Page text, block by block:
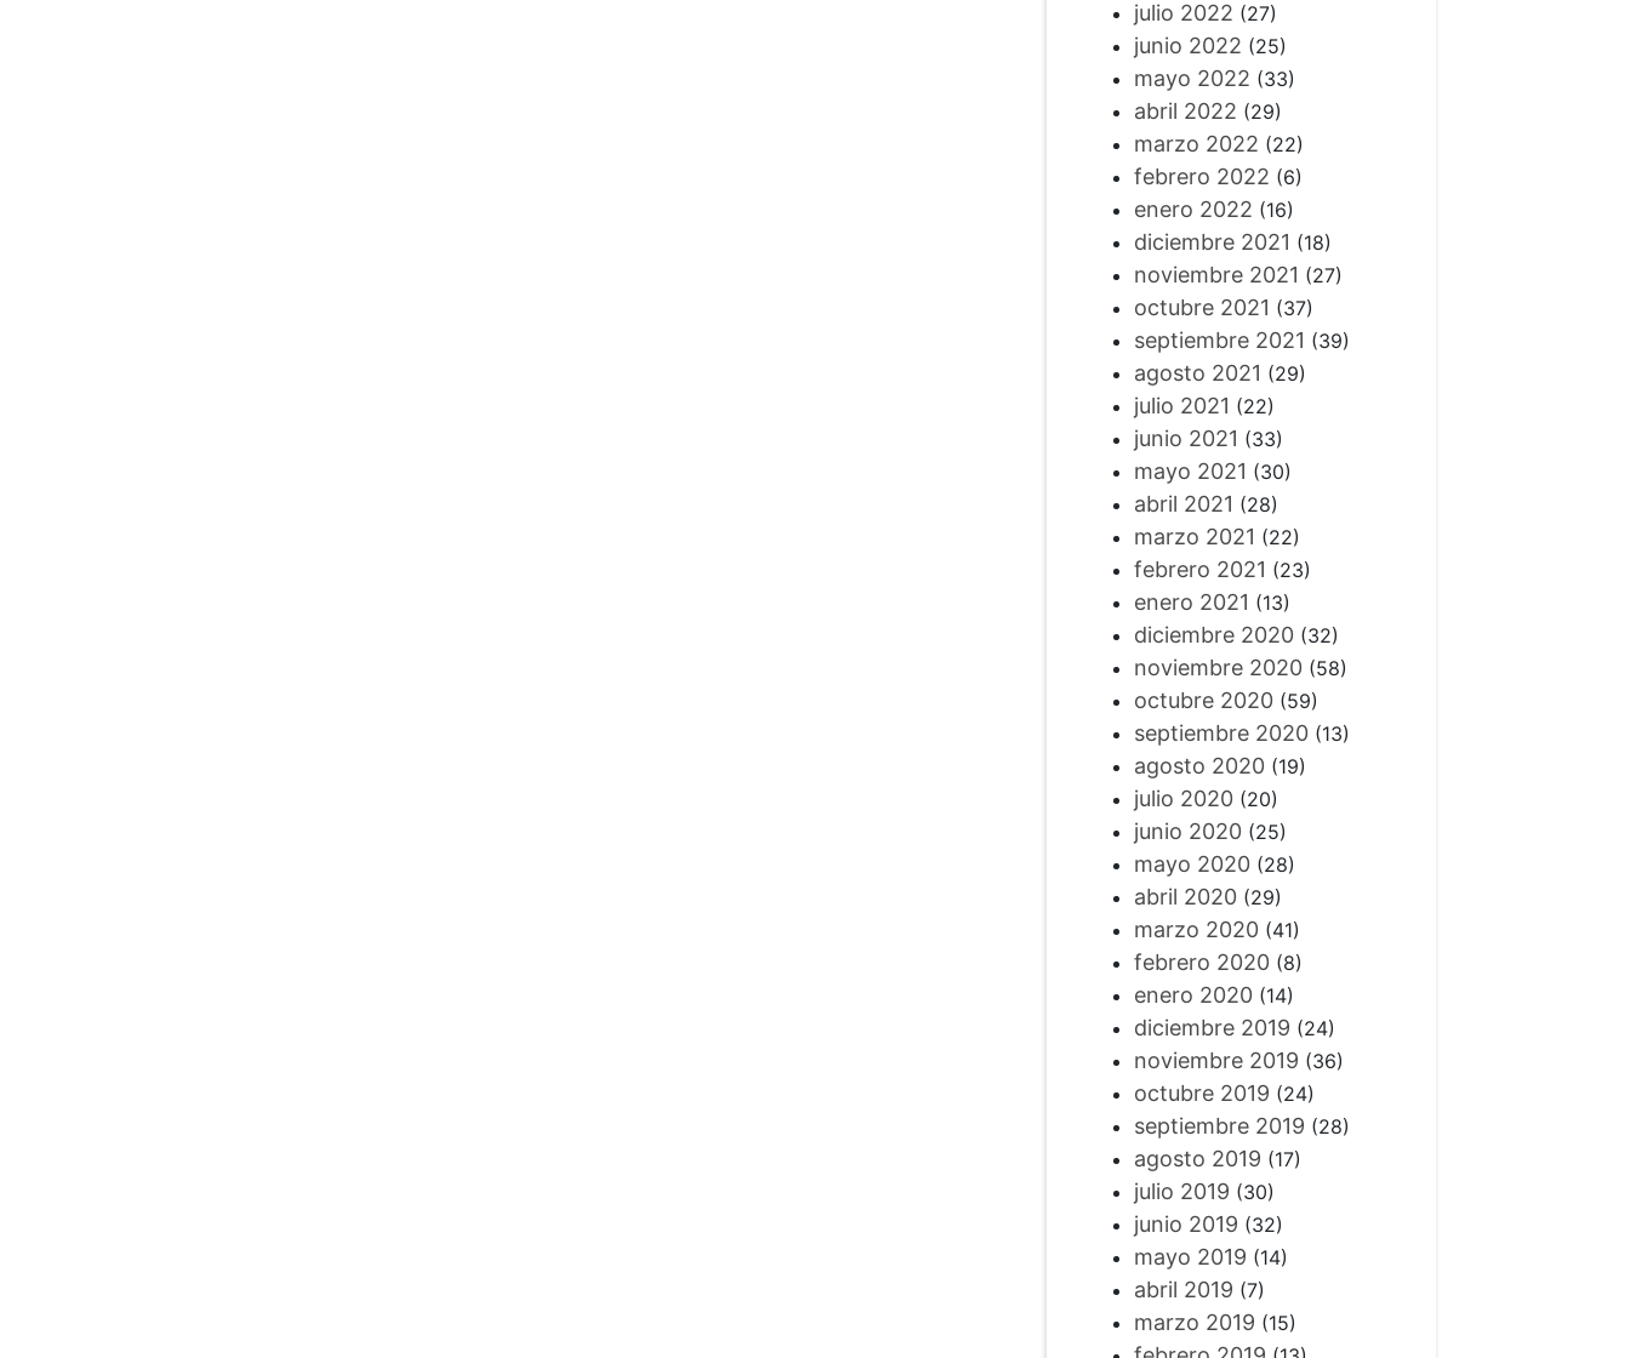
julio 2022 (27)
junio 2022 (25)
mayo 2022 (33)
abril 2022 (29)
marzo 2022 (22)
febrero 2022 (6)
enero 2022 (16)
diciembre 2021 (18)
noviembre 2021 (27)
octubre 2021 (37)
septiembre 2021 (39)
agosto 2021 (29)
julio 2021 (22)
junio 2021 (33)
mayo 2021 (30)
abril 2021 (28)
marzo 2021 (22)
febrero 2021 (23)
enero 2021 (13)
diciembre 2020(32)
noviembre 2020(58)
octubre 2020(59)
septiembre 2020(13)
agosto 2020(19)
julio 2020(20)
junio 2020(25)
mayo 2020(28)
abril 2020(29)
marzo 2020(41)
febrero 2020(8)
enero 2020(14)
diciembre 2019 (24)
noviembre 2019 (36)
octubre 2019 (24)
septiembre 2019 (28)
agosto 2019 (17)
julio 2019 (30)
junio 2019 (32)
mayo 2019 (14)
abril 2019 (7)
marzo 2019 (15)